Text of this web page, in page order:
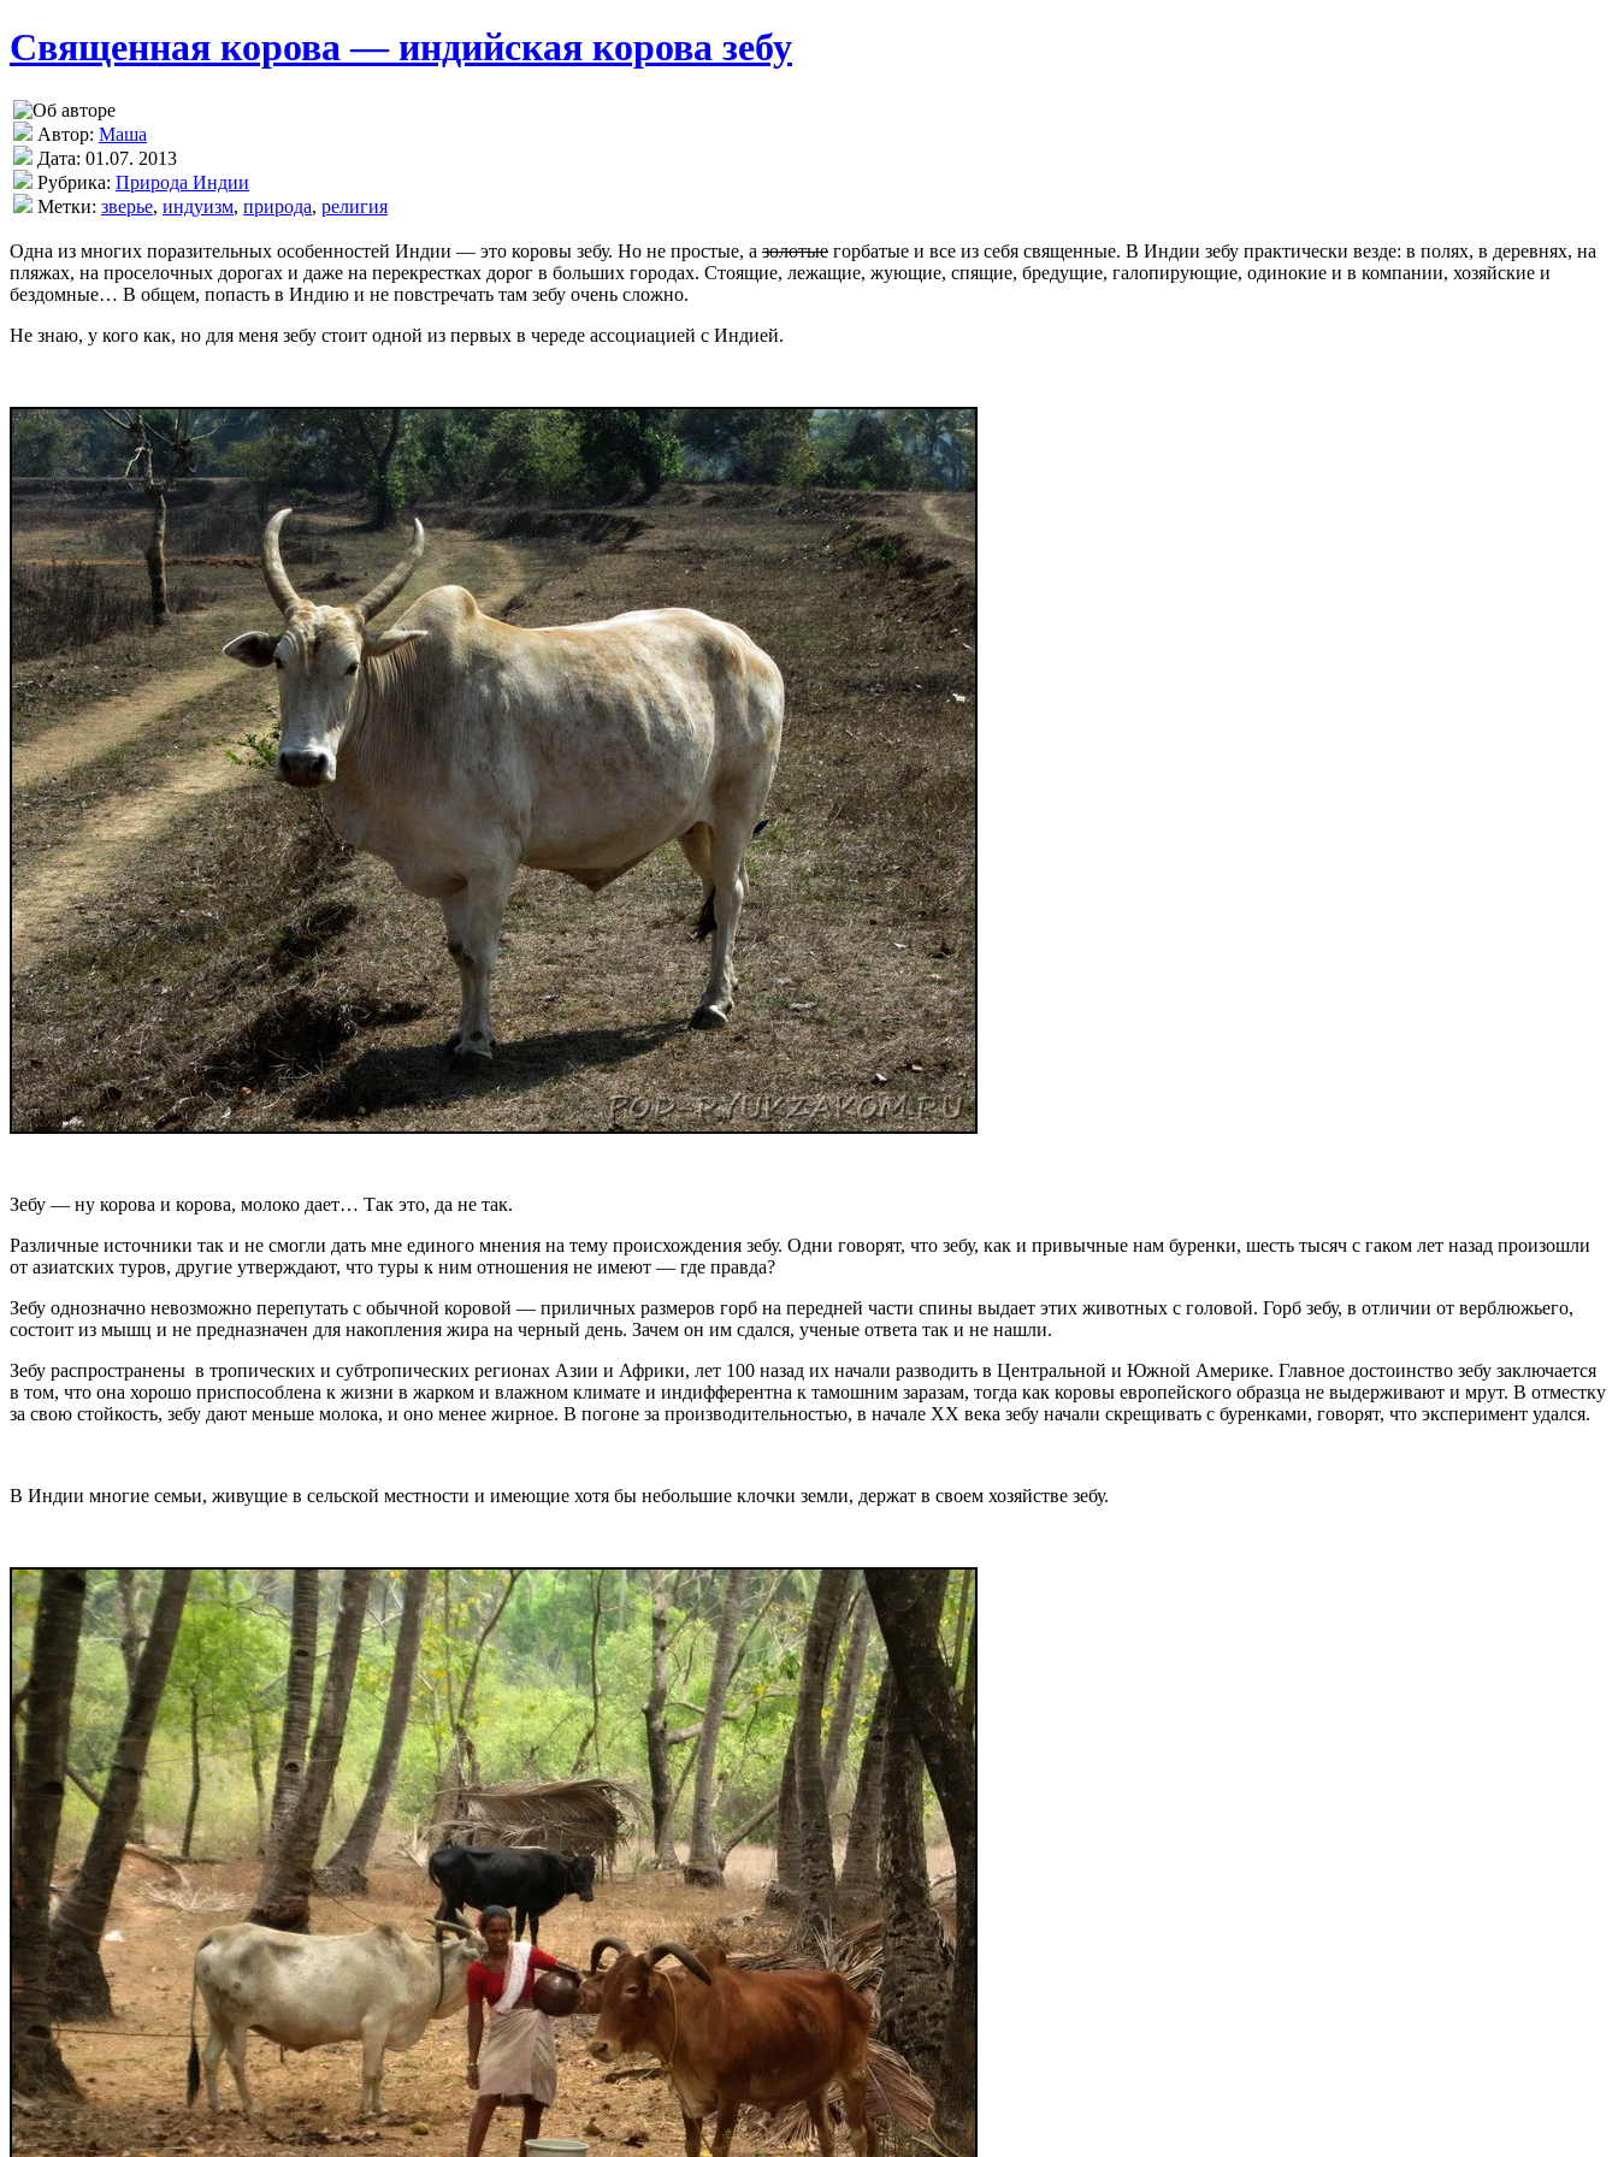
Священная корова — индийская корова зебу
Автор: Маша
Дата: 01.07. 2013
Рубрика: Природа Индии
Метки: зверье, индуизм, природа, религия
Одна из многих поразительных особенностей Индии — это коровы зебу. Но не простые, а золотые горбатые и все из себя священные. В Индии зебу практически везде: в полях, в деревнях, на
пляжах, на проселочных дорогах и даже на перекрестках дорог в больших городах. Стоящие, лежащие, жующие, спящие, бредущие, галопирующие, одинокие и в компании, хозяйские и
бездомные… В общем, попасть в Индию и не повстречать там зебу очень сложно.
Не знаю, у кого как, но для меня зебу стоит одной из первых в череде ассоциацией с Индией.
Зебу — ну корова и корова, молоко дает… Так это, да не так.
Различные источники так и не смогли дать мне единого мнения на тему происхождения зебу. Одни говорят, что зебу, как и привычные нам буренки, шесть тысяч с гаком лет назад произошли
от азиатских туров, другие утверждают, что туры к ним отношения не имеют — где правда?
Зебу однозначно невозможно перепутать с обычной коровой — приличных размеров горб на передней части спины выдает этих животных с головой. Горб зебу, в отличии от верблюжьего,
состоит из мышц и не предназначен для накопления жира на черный день. Зачем он им сдался, ученые ответа так и не нашли.
Зебу распространены в тропических и субтропических регионах Азии и Африки, лет 100 назад их начали разводить в Центральной и Южной Америке. Главное достоинство зебу заключается
в том, что она хорошо приспособлена к жизни в жарком и влажном климате и индифферентна к тамошним заразам, тогда как коровы европейского образца не выдерживают и мрут. В отместку
за свою стойкость, зебу дают меньше молока, и оно менее жирное. В погоне за производительностью, в начале XX века зебу начали скрещивать с буренками, говорят, что эксперимент удался.
В Индии многие семьи, живущие в сельской местности и имеющие хотя бы небольшие клочки земли, держат в своем хозяйстве зебу.